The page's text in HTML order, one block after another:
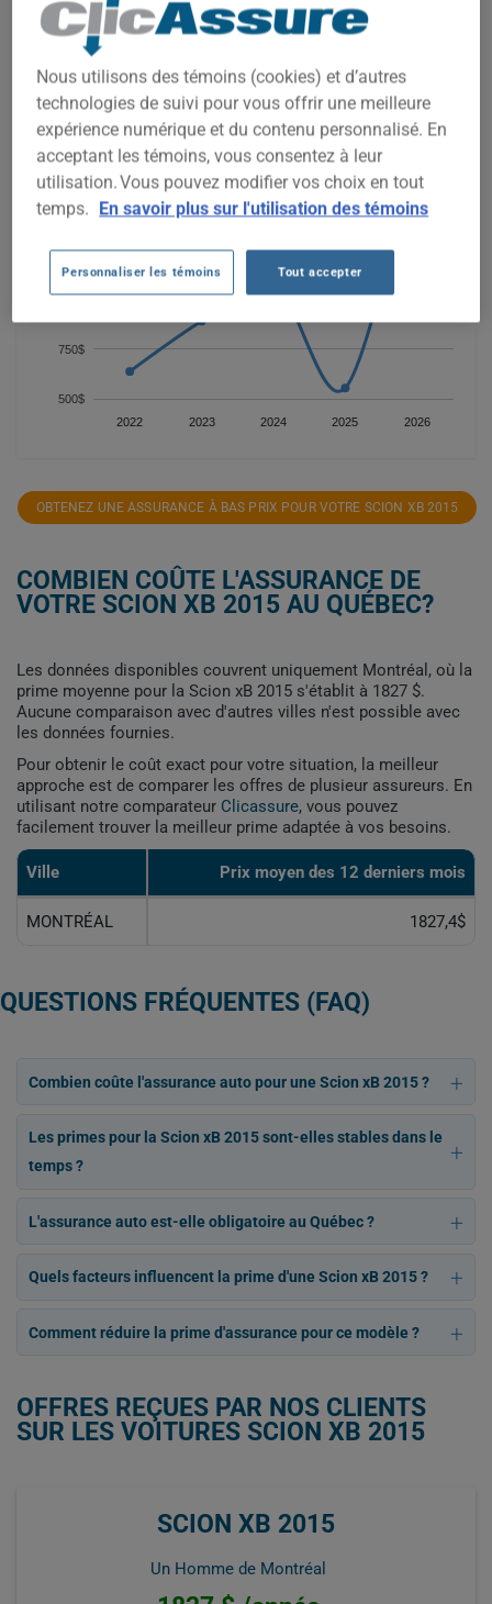
Pour trouver la meilleur assurance pour votre véhicule SCION
XB 2015, il est plus important que jamais de comparer les
options disponibles.
2022 2023 2024 2025 2026
500$
750$
1 000$
1 250$
1 750$
OBTENEZ UNE ASSURANCE À BAS PRIX POUR VOTRE SCION XB 2015
COMBIEN COÛTE L'ASSURANCE DE
VOTRE SCION XB 2015 AU QUÉBEC?
Les données disponibles couvrent uniquement Montréal, où la
prime moyenne pour la Scion xB 2015 s'établit à 1827 $.
Aucune comparaison avec d'autres villes n'est possible avec
les données fournies.
Pour obtenir le coût exact pour votre situation, la meilleur
approche est de comparer les offres de plusieur assureurs. En
utilisant notre comparateur Clicassure, vous pouvez
facilement trouver la meilleur prime adaptée à vos besoins.
Ville Prix ​​moyen des 12 derniers mois
MONTRÉAL 1827,4$
QUESTIONS FRÉQUENTES (FAQ)
Combien coûte l'assurance auto pour une Scion xB 2015 ?
Les primes pour la Scion xB 2015 sont-elles stables dans le
temps ?
L'assurance auto est-elle obligatoire au Québec ?
Quels facteurs influencent la prime d'une Scion xB 2015 ?
Comment réduire la prime d'assurance pour ce modèle ?
OFFRES REÇUES PAR NOS CLIENTS
SUR LES VOITURES SCION XB 2015
SCION XB 2015
Un Homme de Montréal
Nous utilisons des témoins (cookies) et d’autres
technologies de suivi pour vous offrir une meilleure
expérience numérique et du contenu personnalisé. En
acceptant les témoins, vous consentez à leur
utilisation. Vous pouvez modifier vos choix en tout
temps. En savoir plus sur l'utilisation des témoins
Personnaliser les témoins Tout accepter